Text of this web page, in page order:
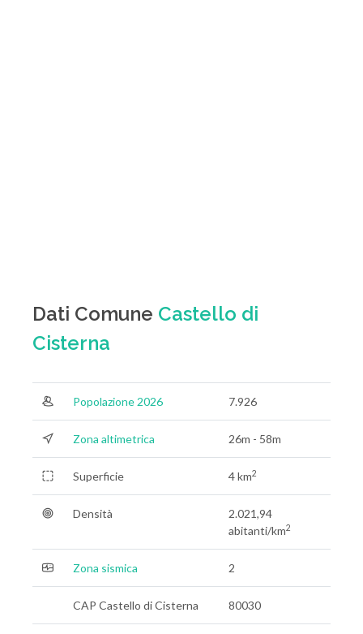
Dati Comune Castello di
Cisterna
Popolazione 2026 7.926
Zona altimetrica 26m - 58m
Superficie 4 km2
Densità
2.021,94
abitanti/km2
Zona sismica 2
CAP Castello di Cisterna 80030